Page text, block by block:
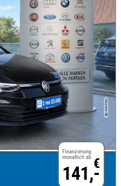
Finanzierung
monatlich ab €
141,-